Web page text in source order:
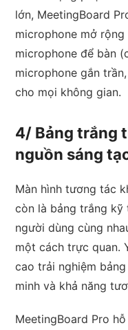
lớn, MeetingBoard
microphone mở
microphone để bàn
microphone gắn
cho mọi không gian.
4/ Bảng trắng
nguồn sáng
Màn hình tương tác
còn là bảng trắng kỹ
người dùng cùng
một cách trực quan.
cao trải nghiệm
minh và khả năng
MeetingBoard Pro